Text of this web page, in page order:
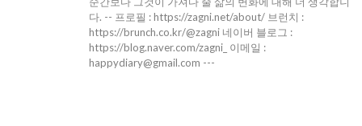
다. -- 프로필 : https://zagni.net/about/ 브런치 :
https://brunch.co.kr/@zagni 네이버 블로그 :
https://blog.naver.com/zagni_ 이메일 :
happydiary@gmail.com ---